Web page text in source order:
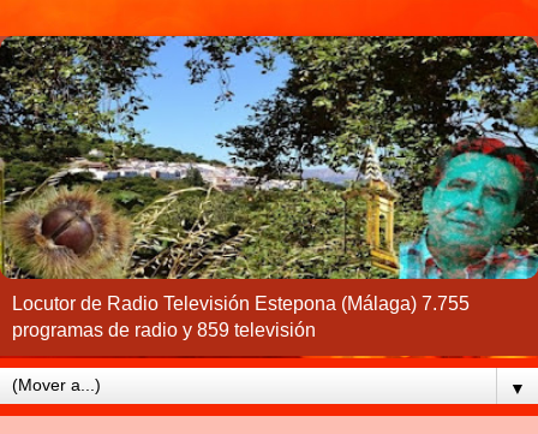
Locutor de Radio Televisión Estepona (Málaga) 7.755
programas de radio y 859 televisión
▼